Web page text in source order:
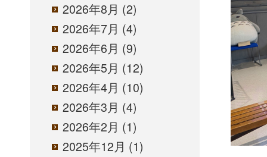
2026年8月 (2)
2026年7月 (4)
2026年6月 (9)
2026年5月 (12)
2026年4月 (10)
2026年3月 (4)
2026年2月 (1)
2025年12月 (1)